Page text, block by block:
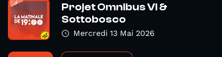
Projet Omnibus VI &
Sottobosco
Mercredi 13 Mai 2026